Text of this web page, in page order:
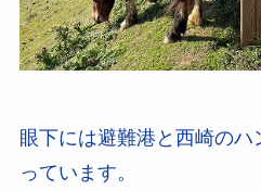
眼下には避難港と西崎の
っています。